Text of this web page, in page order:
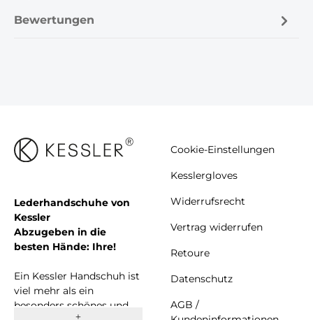
Bewertungen
Lederhandschuhe von
Kessler
Abzugeben in die
besten Hände: Ihre!
Ein Kessler Handschuh ist
viel mehr als ein
besonders schönes und
Cookie-Einstellungen
Kesslergloves
Widerrufsrecht
Vertrag widerrufen
Retoure
Datenschutz
AGB /